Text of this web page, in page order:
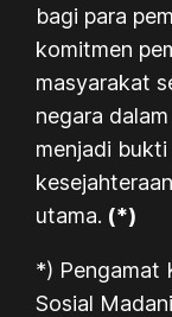
bagi para
komitmen
masyarakat
negara
menjadi
utama. (*)
*) Pengamat
Sosial